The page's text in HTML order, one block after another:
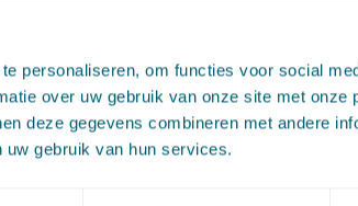
personaliseren, om functies voor social
over uw gebruik van onze site met onze
deze gegevens combineren met andere
gebruik van hun services.
overgangsrecht van de Wabo